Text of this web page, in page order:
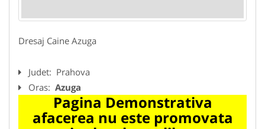
Dresaj Caine Azuga
Judet: Prahova
Oras: Azuga
Pagina Demonstrativa
afacerea nu este promovata